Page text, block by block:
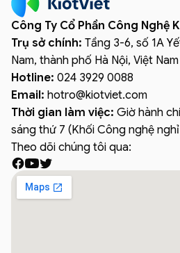
Công Ty Cổ Phần Công Nghệ
Trụ sở chính: Tầng 3-6, số 1A
Nam, thành phố Hà Nội, Việt Nam
Hotline: 024 3929 0088
Email: hotro@kiotviet.com
Thời gian làm việc: Giờ hành
sáng thứ 7 (Khối Công nghệ
Theo dõi chúng tôi qua: